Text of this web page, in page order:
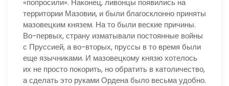
территории Мазовии, и были благосклонно приняты
мазовецким князем. На то были веские причины.
Во-первых, страну изматывали постоянные войны
с Пруссией, а во-вторых, пруссы в то время были
еще язычниками. И мазовецкому князю хотелось
их не просто покорить, но обратить в католичество,
а сделать это руками Ордена было весьма удобно.